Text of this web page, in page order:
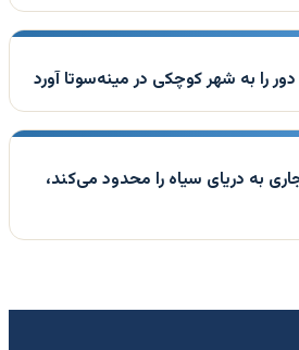
را به شهر کوچکی در مینه‌سوتا آورد
به دریای سیاه را محدود می‌کند،